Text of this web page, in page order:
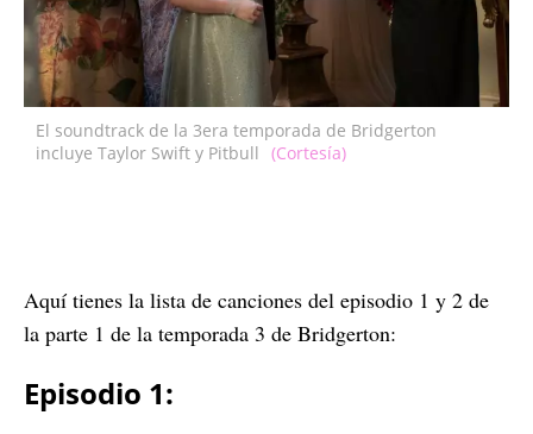
El soundtrack de la 3era temporada de Bridgerton
incluye Taylor Swift y Pitbull (Cortesía)
Aquí tienes la lista de canciones del episodio 1 y 2 de
la parte 1 de la temporada 3 de Bridgerton:
Episodio 1: